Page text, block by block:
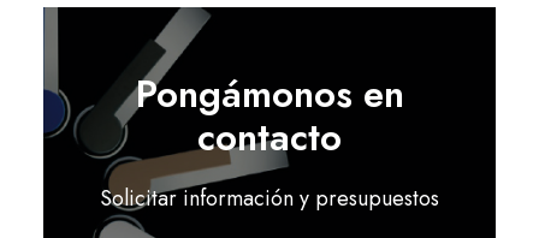
Pongámonos en
contacto
Solicitar información y presupuestos